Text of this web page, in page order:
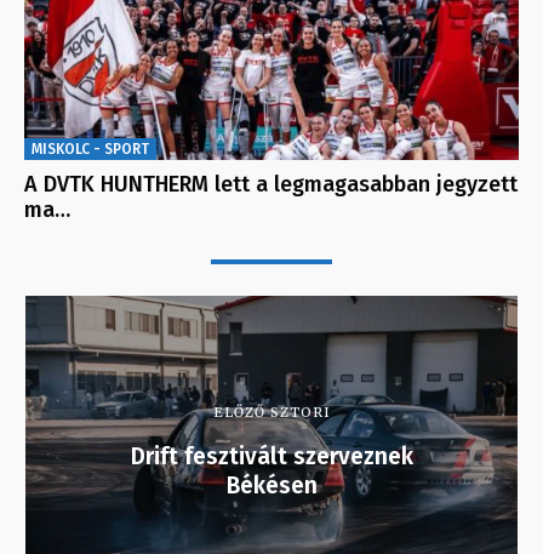
MISKOLC - SPORT
A DVTK HUNTHERM lett a legmagasabban jegyzett
ma…
ELŐZŐ SZTORI
Drift fesztivált szerveznek
Békésen